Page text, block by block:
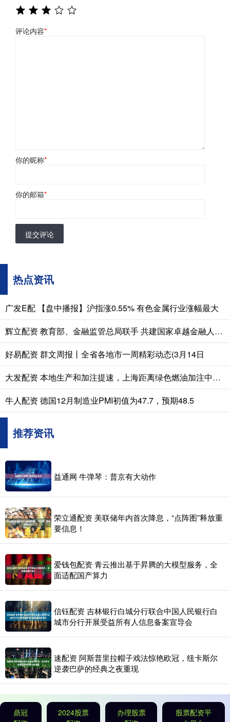
评论内容*
你的昵称*
你的邮箱*
提交评论
热点资讯
广发E配 【盘中播报】沪指涨0.55% 有色金属行业涨幅最大
辉立配资 教育部、金融监管总局联手 共建国家卓越金融人才培养基地
好易配资 群文周报丨全省各地市一周精彩动态(3月14日
大发配资 本地生产和加注提速，上海距离绿色燃油加注中心还有多远
牛人配资 德国12月制造业PMI初值为47.7，预期48.5
推荐资讯
益通网 牛弹琴：普京有大动作
荣立通配资 美联储年内首次降息，“点阵图”释放重
要信息！
爱钱包配资 青云推出基于昇腾的大模型服务，全
面适配国产算力
信钰配资 吉林银行白城分行联合中国人民银行白
城市分行开展受益所有人信息备案宣导会
速配资 阿斯普里拉帽子戏法惊艳欧冠，纽卡斯尔
逆袭巴萨的经典之夜重现
鼎冠
2024股票
办理股票
股票配资平